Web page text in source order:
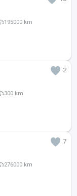
195000 km
2
300 km
7
276000 km